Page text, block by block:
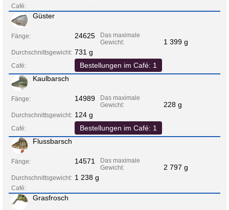
Café:
Güster
Fänge: 24625
Das maximale
Gewicht:
1 399 g
Durchschnittsgewicht: 731 g
Café:
Bestellungen im Café: 1
Kaulbarsch
Fänge: 14989
Das maximale
Gewicht:
228 g
Durchschnittsgewicht: 124 g
Café:
Bestellungen im Café: 1
Flussbarsch
Fänge: 14571
Das maximale
Gewicht:
2 797 g
Durchschnittsgewicht: 1 238 g
Café:
Grasfrosch